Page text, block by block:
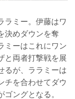
ラミー。伊藤はワ
決めダウンを奪
ミーはこれにワン
と両者打撃戦を展
るが、ララミーは
チを合わせてダウ
ングとなる。